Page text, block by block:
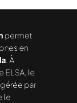
permet
en
. À
ELSA, le
par
le